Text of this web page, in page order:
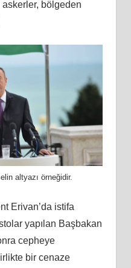
bölgeden
altyazı örneğidir.
Erivan’da istifa
yapılan Başbakan
cepheye
bir cenaze